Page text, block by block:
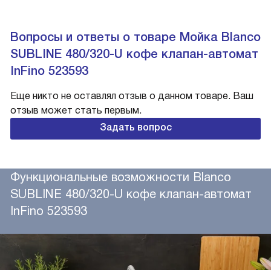
Вопросы и ответы о товаре Мойка Blanco
SUBLINE 480/320-U кофе клапан-автомат
InFino 523593
Еще никто не оставлял отзыв о данном товаре. Ваш
отзыв может стать первым.
Задать вопрос
Функциональные возможности Blanco
SUBLINE 480/320-U кофе клапан-автомат
InFino 523593